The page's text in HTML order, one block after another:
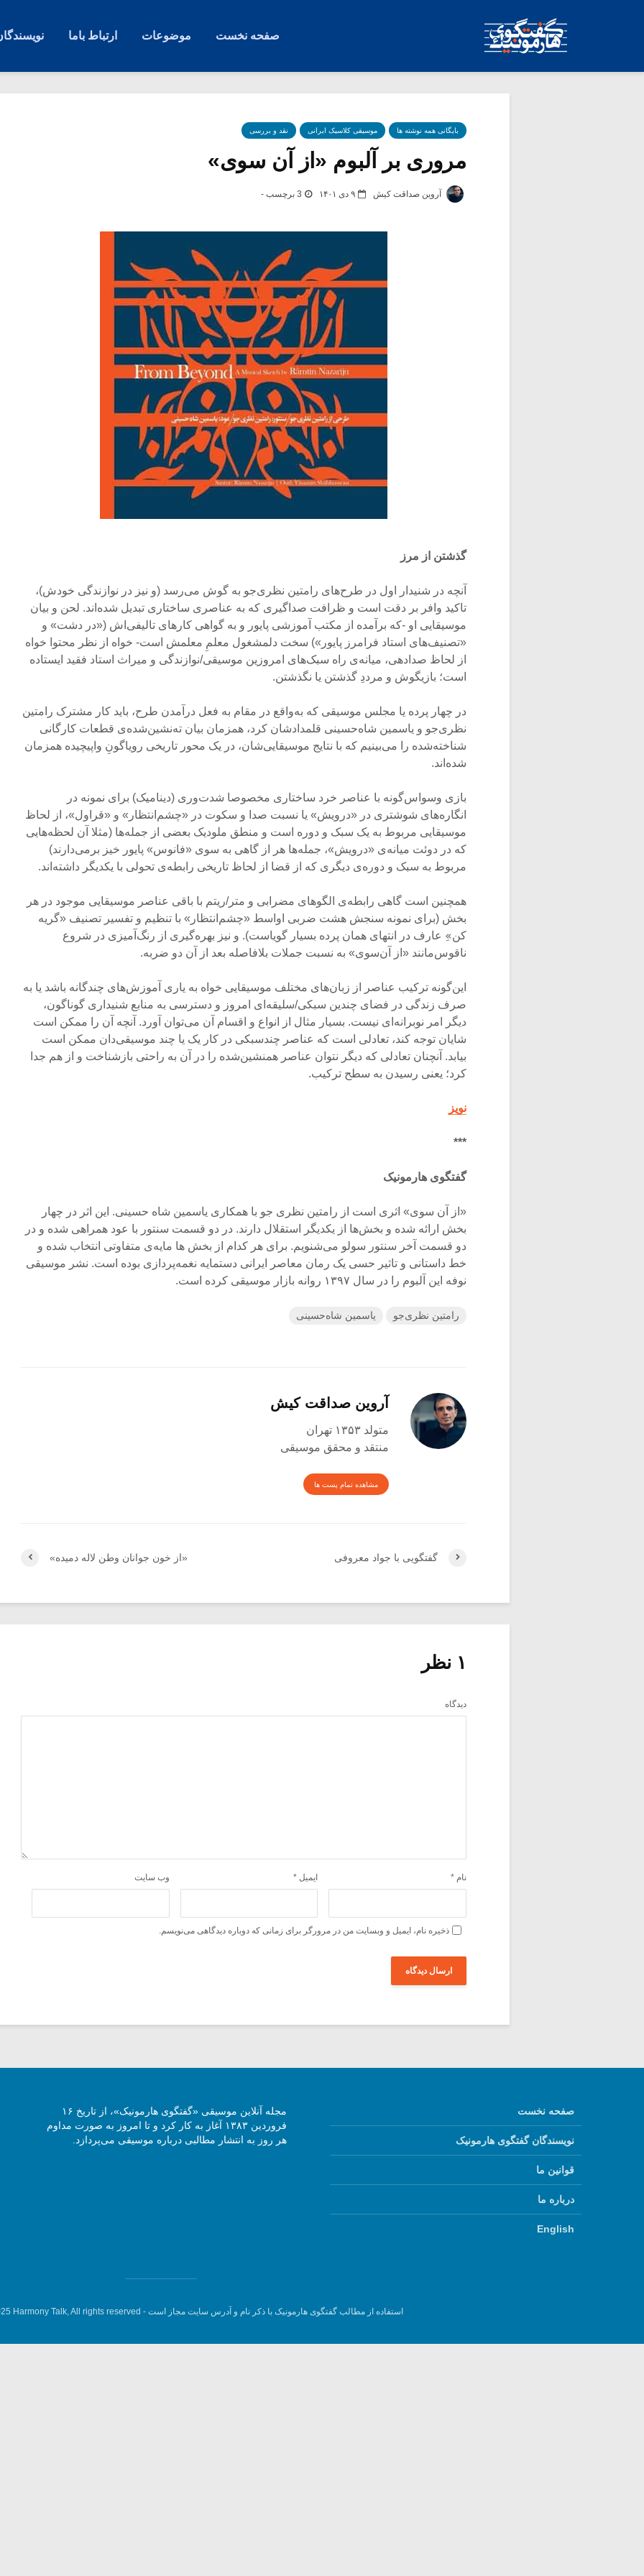
صفحه نخست موضوعات ارتباط باما
بایگانی همه نوشته ها موسیقی کلاسیک ایرانی نقد و بررسی
مروری بر آلبوم «از آن سوی»
آروین صداقت کیش ۹ دی ۱۴۰۱ 3 برچسب -
گذشتن از مرز
آنچه در شنیدار اول در طرح‌های رامتین نظری‌جو به گوش می‌رسد (و نیز در نوازندگی خودش)،
تاکید وافر بر دقت است و ظرافت صداگیری که به عناصری ساختاری تبدیل شده‌اند. لحن و بیان
موسیقایی او -که برآمده از مکتب آموزشی پایور و به گواهی کارهای تالیفی‌اش («در دشت» و
«تصنیف‌های استاد فرامرز پایور») سخت دلمشغول معلمِ معلمش است- خواه از نظر محتوا خواه
از لحاظ صدادهی، میانه‌ی راه سبک‌های امروزین موسیقی/نوازندگی و میراث استاد فقید ایستاده
است؛ بازیگوش و مرددِ گذشتن یا نگذشتن.
در چهار پرده یا مجلس موسیقی که به‌واقع در مقام به فعل درآمدن طرح، باید کار مشترک رامتین
نظری‌جو و یاسمین شاه‌حسینی قلمدادشان کرد، همزمان بیان ته‌نشین‌شده‌ی قطعات کارگانی
شناخته‌شده را می‌بینیم که با نتایج موسیقایی‌شان، در یک محور تاریخی رویا‌گونِ واپیچیده همزمان
شده‌اند.
بازی وسواس‌گونه با عناصر خرد ساختاری مخصوصا شدت‌وری (دینامیک) برای نمونه در
انگاره‌های شوشتری در «درویش» یا نسبت صدا و سکوت در «چشم‌انتظار» و «قراول»، از لحاظ
موسیقایی مربوط به یک سبک و دوره است و منطق ملودیک بعضی از جمله‌ها (مثلا آن لحظه‌هایی
که در دوئت میانه‌ی «درویش»، جمله‌ها هر از گاهی به سوی «فانوس» پایور خیز برمی‌دارند)
مربوط به سبک و دوره‌ی دیگری که از قضا از لحاظ تاریخی رابطه‌ی تحولی با یکدیگر داشته‌اند.
همچنین است گاهی رابطه‌ی الگوهای مضرابی و متر/ریتم با باقی عناصر موسیقایی موجود در هر
بخش (برای نمونه سنجش هشت ضربی اواسط «چشم‌انتظار» با تنظیم و تفسیر تصنیف «گریه
کن»ِ عارف در انتهای همان پرده بسیار گویاست). و نیز بهره‌گیری از رنگ‌آمیزی در شروع
ناقوس‌مانند «از آن‌سوی» به نسبت جملات‌ بلافاصله بعد از آن دو ضربه.
این‌گونه ترکیب عناصر از زبان‌های مختلف موسیقایی خواه به یاری آموزش‎‌های چندگانه باشد یا به
صرف زندگی در فضای چندین سبکی/سلیقه‌ای امروز و دسترسی به منابع شنیداری گوناگون،
دیگر امر نوبرانه‌ای نیست. بسیار مثال از انواع و اقسام آن می‌توان آورد. آنچه آن را ممکن است
شایان توجه کند، تعادلی است که عناصر چندسبکی در کار یک یا چند موسیقی‌دان ممکن است
بیابد. آنچنان تعادلی که دیگر نتوان عناصر همنشین‌شده را در آن به راحتی بازشناخت و از هم جدا
کرد؛ یعنی رسیدن به سطح ترکیب.
نویز
***
گفتگوی هارمونیک
«از آن سوی» اثری است از رامتین نظری جو با همکاری یاسمین شاه حسینی. این اثر در چهار
بخش ارائه شده و بخش‌ها از یکدیگر استقلال دارند. در دو قسمت سنتور با عود همراهی شده و در
دو قسمت آخر سنتور سولو می‌شنویم. برای هر کدام از بخش ها مایه‌ی متفاوتی انتخاب شده و
خط داستانی و تاثیر حسی یک رمان معاصر ایرانی دستمایه نغمه‌پردازی بوده است. نشر موسیقی
نوفه این آلبوم را در سال ۱۳۹۷ روانه بازار موسیقی کرده است.
رامتین نظری‌جو یاسمین شاه‌حسینی
آروین صداقت کیش
متولد ۱۳۵۳ تهران
منتقد و محقق موسیقی
مشاهده تمام پست ها
«از خون جوانان وطن لاله دمیده» گفتگویی با جواد معروفی
۱ نظر
دیدگاه
نام * ایمیل * وب‌ سایت
ذخیره نام، ایمیل و وبسایت من در مرورگر برای زمانی که دوباره دیدگاهی می‌نویسم.
صفحه نخست
نویسندگان گفتگوی هارمونیک
قوانین ما
درباره ما
English
مجله آنلاین موسیقی «گفتگوی هارمونیک»، از تاریخ ۱۶
فروردین ۱۳۸۳ آغاز به کار کرد و تا امروز به صورت مداوم
هر روز به انتشار مطالبی درباره موسیقی می‌پردازد.
استفاده از مطالب گفتگوی هارمونیک با ذکر نام و آدرس سایت مجاز است - Harmony Talk, All rights reserved.